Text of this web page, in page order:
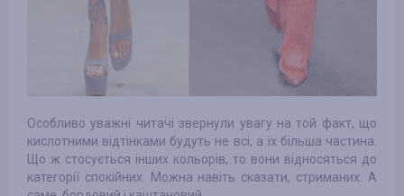
Особливо уважні читачі звернули увагу на той факт, що
кислотними відтінками будуть не всі, а їх більша частина.
Що ж стосується інших кольорів, то вони відносяться до
категорії спокійних. Можна навіть сказати, стриманих. А